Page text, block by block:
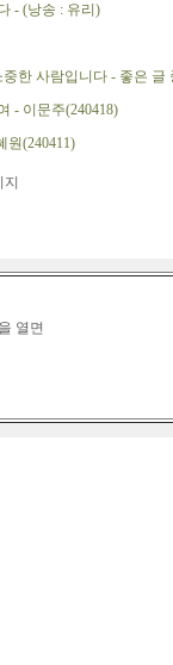
- (낭송 : 유리)
한 사람입니다 - 좋은 글
- 이문주(240418)
원(240411)
열면